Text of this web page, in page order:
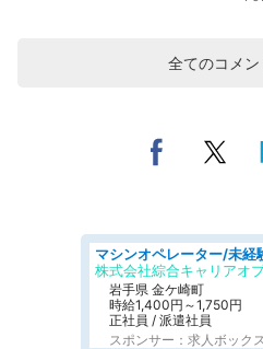
全てのコメン
株式会社綜合キャリアオ
岩手県 金ケ崎町
時給1,400円～1,750円
正社員 / 派遣社員
スポンサー：求人ボックス